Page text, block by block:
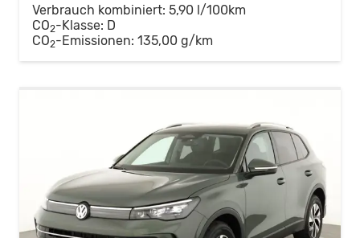
Verbrauch kombiniert: 5,90 l/100km
CO2-Klasse: D
CO2-Emissionen: 135,00 g/km